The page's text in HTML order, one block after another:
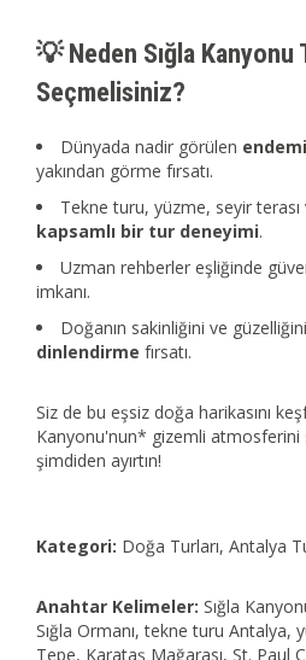
💡 Neden Sığla Kanyonu
Seçmelisiniz?
Dünyada nadir görülen
yakından görme fırsatı.
Tekne turu, yüzme, seyir
kapsamlı bir tur deneyimi.
Uzman rehberler eşliğinde
imkanı.
Doğanın sakinliğini ve
dinlendirme fırsatı.
Siz de bu eşsiz doğa harikasını
Kanyonu'nun* gizemli atmosferini
şimdiden ayırtın!
Kategori: Doğa Turları, Antalya
Anahtar Kelimeler: Sığla
Sığla Ormanı, tekne turu Antalya,
Tepe, Karataş Mağarası, St. Paul